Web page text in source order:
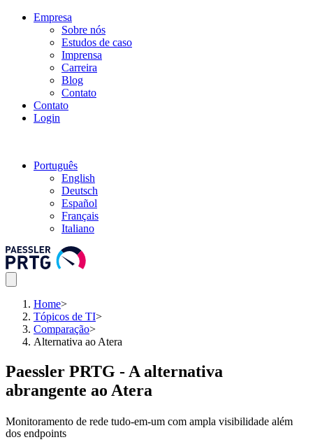
Empresa
Sobre nós
Estudos de caso
Imprensa
Carreira
Blog
Contato
Contato
Login
Português
English
Deutsch
Español
Français
Italiano
Home>
Tópicos de TI>
Comparação>
Alternativa ao Atera
Paessler PRTG - A alternativa
abrangente ao Atera
Monitoramento de rede tudo-em-um com ampla visibilidade além
dos endpoints